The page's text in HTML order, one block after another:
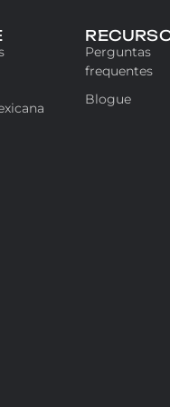
Perguntas
frequentes
Blogue